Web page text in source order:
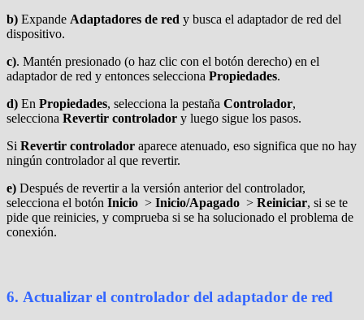
b) Expande Adaptadores de red y busca el adaptador de red del
dispositivo.
c). Mantén presionado (o haz clic con el botón derecho) en el
adaptador de red y entonces selecciona Propiedades.
d) En Propiedades, selecciona la pestaña Controlador,
selecciona Revertir controlador y luego sigue los pasos.
Si Revertir controlador aparece atenuado, eso significa que no hay
ningún controlador al que revertir.
e) Después de revertir a la versión anterior del controlador,
selecciona el botón Inicio > Inicio/Apagado > Reiniciar, si se te
pide que reinicies, y comprueba si se ha solucionado el problema de
conexión.
6. Actualizar el controlador del adaptador de red